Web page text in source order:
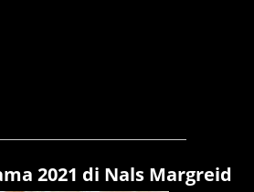
2021 di Nals Margreid